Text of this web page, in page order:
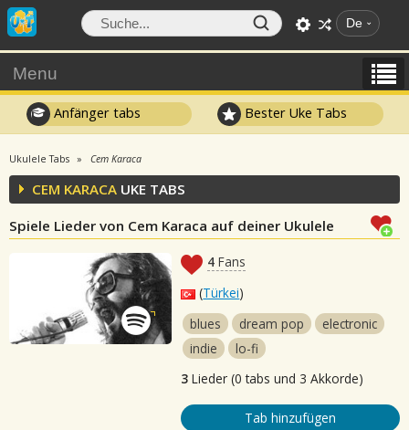
De
Menu
Anfänger tabs Bester Uke Tabs
Ukulele Tabs Cem Karaca
CEM KARACA UKE TABS
Spiele Lieder von Cem Karaca auf deiner Ukulele
4 Fans
(Türkei)
blues
dream pop
electronic
indie
lo-fi
3 Lieder (0 tabs und 3 Akkorde)
Tab hinzufügen